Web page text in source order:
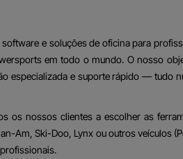
e soluções de oficina para
em todo o mundo. O nosso
especializada e suporte rápido — tudo
os nossos clientes a escolher as
Am, Ski-Doo, Lynx ou outros veículos